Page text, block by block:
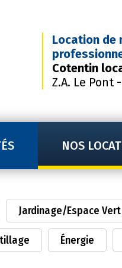
Location de
Cotentin
Z.A. Le Pont
NOS
Jardinage/Espace Vert
Énergie